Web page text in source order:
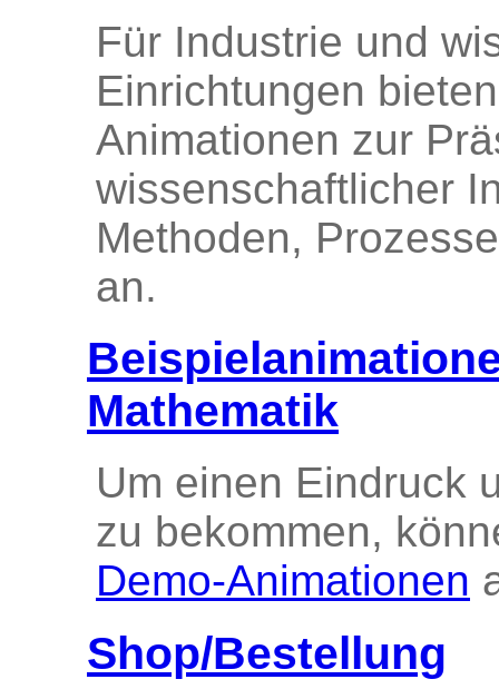
Für Industrie und
Einrichtungen
Animationen zur
wissenschaftlicher
Methoden,
an.
Mathematik
Um einen Eindruck
zu bekommen,
Demo-Animationen
Shop/Bestellung